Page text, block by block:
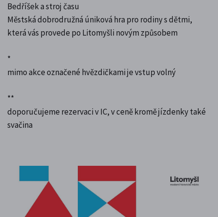
Bedříšek a stroj času
Městská dobrodružná úniková hra pro rodiny s dětmi,
která vás provede po Litomyšli novým způsobem
*
mimo akce označené hvězdičkami je vstup volný
**
doporučujeme rezervaci v IC, v ceně kromě jízdenky také
svačina